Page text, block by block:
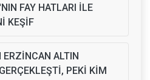
FAY HATLARI İLE
KEŞİF
ALTIN
PEKİ KİM